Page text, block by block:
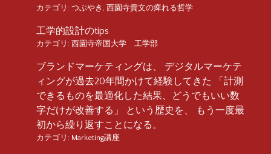
カテゴリ: つぶやき 西園寺貴文の痺れる哲学
工学的設計のtips
カテゴリ: 西園寺帝国大学 工学部
ブランドマーケティングは、 デジタルマーケテ
ィングが過去20年間かけて経験してきた 「計測
できるものを最適化した結果、どうでもいい数
字だけが改善する」 という歴史を、 もう一度最
初から繰り返すことになる。
カテゴリ: Marketing講座